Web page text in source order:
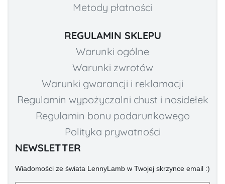
Metody płatności
REGULAMIN SKLEPU
Warunki ogólne
Warunki zwrotów
Warunki gwarancji i reklamacji
Regulamin wypożyczalni chust i nosidełek
Regulamin bonu podarunkowego
Polityka prywatności
NEWSLETTER
Wiadomości ze świata LennyLamb w Twojej skrzynce email :)